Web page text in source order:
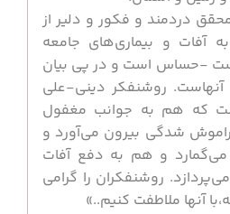
دردمند و فکور و دلیر از
آفات و بیماری‌های جامعه
-حساس است و در پی بیان
آنهاست. روشنفکر دینی-علی
که هم به جوانب مغفول
فراموش شدگی بیرون می‌آورد و
و هم به دفع آفات
روشنفکران را گرامی
آنها ملاطفت کنیم..»